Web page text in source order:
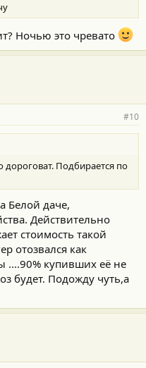
Ночью это чревато
#10
дороговат. Подбирается по
Белой даче,
Действительно
стоимость такой
отозвался как
....90% купивших её не
будет. Подожду чуть,а